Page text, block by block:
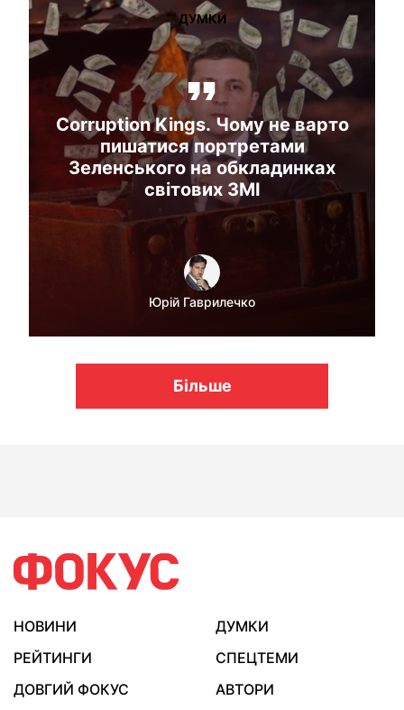
ДУМКИ
Corruption Kings. Чому не варто
пишатися портретами
Зеленського на обкладинках
світових ЗМІ
Юрій Гаврилечко
Більше
НОВИНИ
ДУМКИ
РЕЙТИНГИ
СПЕЦТЕМИ
ДОВГИЙ ФОКУС
АВТОРИ